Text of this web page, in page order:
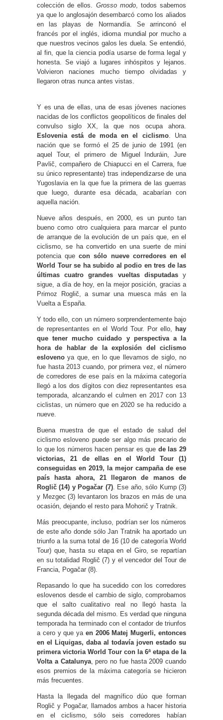
colección de ellos. Grosso modo, todos sabemos
ya que lo anglosajón desembarcó como los aliados
en las playas de Normandía. Se arrinconó el
francés por el inglés, idioma mundial por mucho a
que nuestros vecinos galos les duela. Se entendió,
al fin, que la ciencia podía usarse de forma legal y
honesta. Se viajó a lugares inhóspitos y lejanos.
Volvieron naciones mucho tiempo olvidadas y
llegaron otras nunca antes vistas.
Y es una de ellas, una de esas jóvenes naciones
nacidas de los conflictos geopolíticos de finales del
convulso siglo XX, la que nos ocupa ahora.
Eslovenia está de moda en el ciclismo. Una
nación que se formó el 25 de junio de 1991 (en
aquel Tour, el primero de Miguel Induráin, Jure
Pavlič, compañero de Chiapucci en el Carrera, fue
su único representante) tras independizarse de una
Yugoslavia en la que fue la primera de las guerras
que luego, durante esa década, acabarían con
aquella nación.
Nueve años después, en 2000, es un punto tan
bueno como otro cualquiera para marcar el punto
de arranque de la evolución de un país que, en el
ciclismo, se ha convertido en una suerte de mini
potencia que con sólo nueve corredores en el
World Tour se ha subido al podio en tres de las
últimas cuatro grandes vueltas disputadasy
sigue, a día de hoy, en la mejor posición, gracias a
Primoz Roglič, a sumar una muesca más en la
Vuelta a España.
Y todo ello, con un número sorprendentemente bajo
de representantes en el World Tour. Por ello,
hay
que tener mucho cuidado y perspectiva a la
hora de hablar de la explosión del ciclismo
esloveno ya que, en lo que llevamos de siglo, no
fue hasta 2013 cuando, por primera vez, el número
de corredores de ese país en la máxima categoría
llegó a los dos dígitos con diez representantes esa
temporada, alcanzando el culmen en 2017 con 13
ciclistas, un número que en 2020 se ha reducido a
nueve.
Buena muestra de que el estado de salud del
ciclismo esloveno puede ser algo más precario de
lo que los números hacen pensar es que de las 29
victorias, 21 de ellas en el World Tour (1)
conseguidas en 2019, la mejor campaña de ese
país hasta ahora, 21 llegaron de manos de
Roglič (14) y Pogačar (7). Ese año, sólo Kump (3)
y Mezgec (3) levantaron los brazos en más de una
ocasión, dejando el resto para Mohorič y Tratnik.
Más preocupante, incluso, podrían ser los números
de este año donde sólo Jan Tratnik ha aportado un
triunfo a la suma total de 16 (10 de categoría World
Tour) que, hasta su etapa en el Giro, se repartían
en su totalidad Roglič (7) y el vencedor del Tour de
Francia, Pogačar (8).
Repasando lo que ha sucedido con los corredores
eslovenos desde el cambio de siglo, comprobamos
que el salto cualitativo real no llegó hasta la
segunda década del mismo. Es verdad que ninguna
temporada ha terminado con el contador de triunfos
a cero y que ya en 2006 Matej Mugerli, entonces
en el Liquigas, daba al todavía joven estado su
primera victoria World Tour con la 6ª etapa de la
Volta a Catalunya, pero no fue hasta 2009 cuando
esos premios de la máxima categoría se hicieron
más frecuentes.
Hasta la llegada del magnífico dúo que forman
Roglič y Pogačar, llamados ambos a hacer historia
en el ciclismo, sólo seis corredores habían